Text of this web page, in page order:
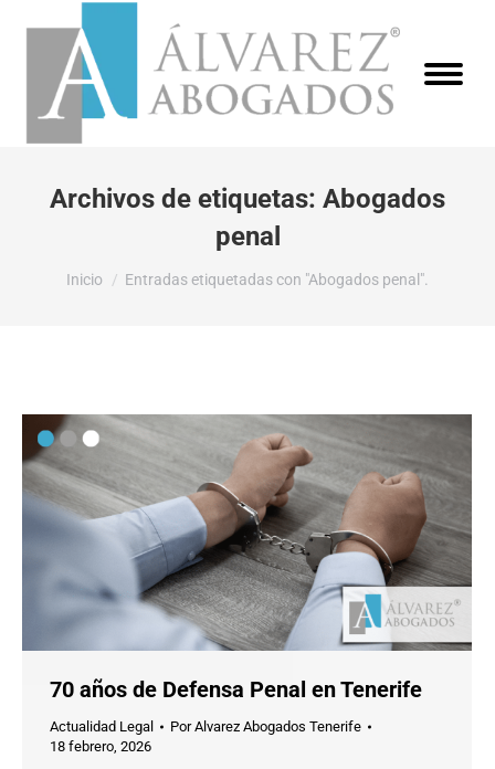
Archivos de etiquetas: Abogados
penal
Estás aquí:
Inicio Entradas etiquetadas con "Abogados penal".
70 años de Defensa Penal en Tenerife
Actualidad Legal PorAlvarez Abogados Tenerife
18 febrero, 2026